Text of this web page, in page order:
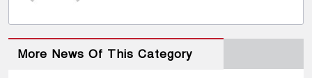
More News Of This Category